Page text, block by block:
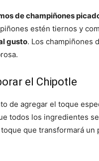
de champiñones
estén tiernos y
gusto. Los champiñones
el Chipotle
de agregar el toque
todos los ingredientes
que transformará